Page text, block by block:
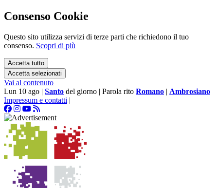
Consenso Cookie
Questo sito utilizza servizi di terze parti che richiedono il tuo
consenso. Scopri di più
Accetta tutto
Accetta selezionati
Vai al contenuto
Lun 10 ago | Santo del giorno | Parola rito Romano | Ambrosiano
Impressum e contatti |